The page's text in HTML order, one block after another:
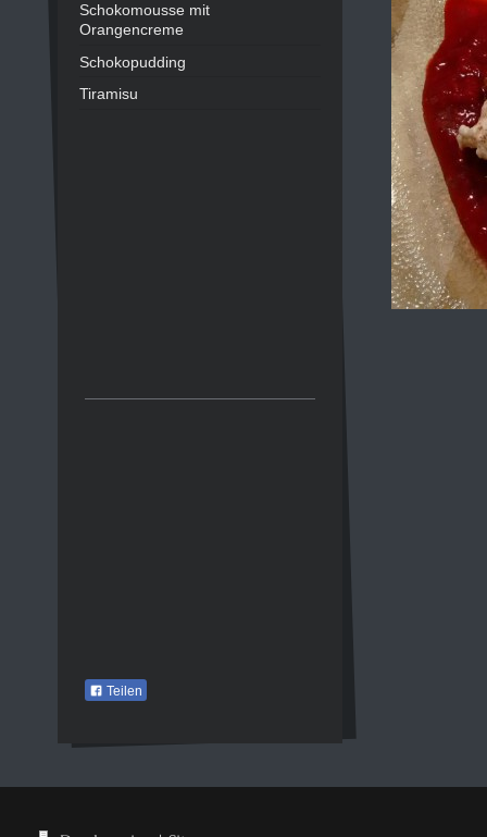
Schokomousse mit
Orangencreme
Schokopudding
Tiramisu
Teilen